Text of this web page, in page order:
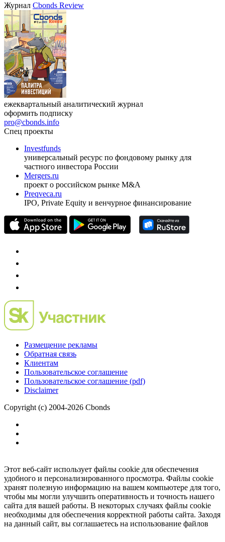
Журнал Cbonds Review
ежеквартальный аналитический журнал
оформить подписку
pro@cbonds.info
Спец проекты
Investfunds
универсальный ресурс по фондовому рынку для
частного инвестора России
Mergers.ru
проект о российском рынке M&A
Preqveca.ru
IPO, Private Equity и венчурное финансирование
Размещение рекламы
Обратная связь
Клиентам
Пользовательское соглашение
Пользовательское соглашение (pdf)
Disclaimer
Copyright (c) 2004-2026 Cbonds
Этот веб-сайт использует файлы cookie для обеспечения
удобного и персонализированного просмотра. Файлы cookie
хранят полезную информацию на вашем компьютере для того,
чтобы мы могли улучшить оперативность и точность нашего
сайта для вашей работы. В некоторых случаях файлы cookie
необходимы для обеспечения корректной работы сайта. Заходя
на данный сайт, вы соглашаетесь на использование файлов